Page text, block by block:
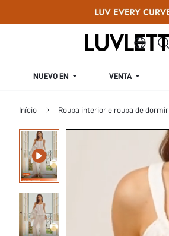
NUEVO EN VENTA
Início Roupa interior e roupa de dormir